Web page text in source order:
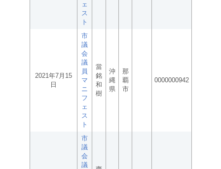
ェ
ス
ト
2021年7月15
日
市
議
会
議
員
マ
ニ
フ
ェ
ス
ト
當
銘
和
樹
沖
縄
県
那
覇
市
0000000942
市
議
会
議